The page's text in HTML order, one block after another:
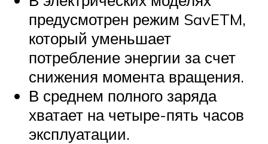
предусмотрен режим SavETM,
который уменьшает
потребление энергии за счет
снижения момента вращения.
В среднем полного заряда
хватает на четыре-пять часов
эксплуатации.